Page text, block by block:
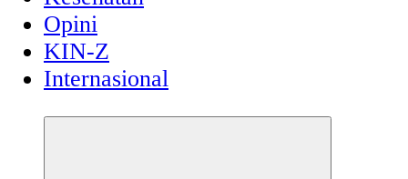
Opini
KIN-Z
Internasional